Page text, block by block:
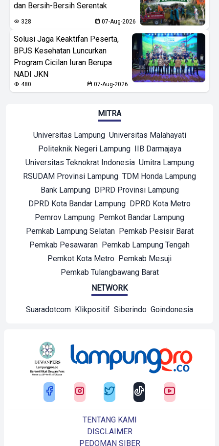
dan Bersih-Bersih Serentak
328 07-Aug-2026
Solusi Jaga Keaktifan Peserta,
BPJS Kesehatan Luncurkan
Program Cicilan Iuran Berupa
NADI JKN
480 07-Aug-2026
MITRA
Universitas Lampung Universitas Malahayati
Politeknik Negeri Lampung IIB Darmajaya
Universitas Teknokrat Indonesia Umitra Lampung
RSUDAM Provinsi Lampung TDM Honda Lampung
Bank Lampung DPRD Provinsi Lampung
DPRD Kota Bandar Lampung DPRD Kota Metro
Pemrov Lampung Pemkot Bandar Lampung
Pemkab Lampung Selatan Pemkab Pesisir Barat
Pemkab Pesawaran Pemkab Lampung Tengah
Pemkot Kota Metro Pemkab Mesuji
Pemkab Tulangbawang Barat
NETWORK
Suaradotcom Klikpositif Siberindo Goindonesia
TENTANG KAMI
DISCLAIMER
PEDOMAN SIBER